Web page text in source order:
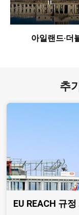
아일랜드·더
추
EU REACH 규